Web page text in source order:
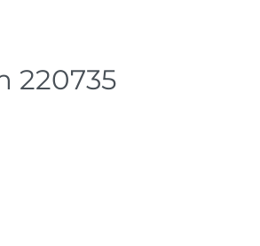
dnů
220735